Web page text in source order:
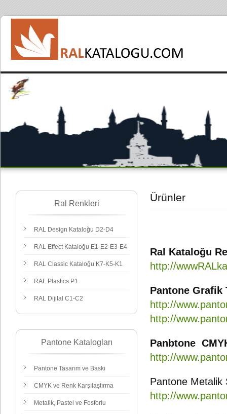
Ral Renkleri
RAL Design Kataloğu D2-D4
RAL Effect Kataloğu E1-E2-E3-E4
RAL Classic Kataloğu K7-K5-K1
RAL Plastics P1
RAL Dijital C1-C2
Pantone Katalogları
Pantone Tasarım ve Baskı
CMYK ve Renk Karşılaştırma
Metalik, Pastel ve Fosforlu
Ürünler
Ral Kataloğu
http://
Pantone Grafik
http://
http://
Panbtone
http://
Pantone Metalik
http://